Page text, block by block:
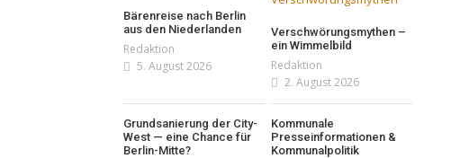
Bärenreise nach Berlin
aus den Niederlanden
Redaktion
5. August 2026
Verschwörungsmythen –
ein Wimmelbild
Redaktion
2. August 2026
Grundsanierung der City-
West — eine Chance für
Berlin-Mitte?
Kommunale
Presseinformationen &
Kommunalpolitik